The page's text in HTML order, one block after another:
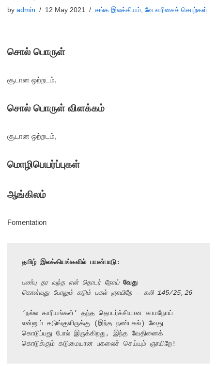
by admin 12 May 2021 சங்க இலக்கியம், வே வரிசைச் சொற்கள்
சொல் பொருள்
சூடான ஒற்றடம்,
சொல் பொருள் விளக்கம்
சூடான ஒற்றடம்,
மொழிபெயர்ப்புகள்
ஆங்கிலம்
Fomentation
தமிழ் இலக்கியங்களில் பயன்பாடு:
பண்பு தர வந்த என் தொடர் நோய் வேது
கொள்வது போலும் கடும் பகல் ஞாயிறே – கலி 145/25,26
‘நல்ல காரியங்கள்’ தந்த தொடர்ச்சியான காமநோய்
என்னும் கடுங்குளிருக்கு (இந்த நண்பகல்) வேது
கொடுப்பது போல் இருக்கிறது, இந்த வேதினைக்
கொடுக்கும் கடுமையான பகலைச் செய்யும் ஞாயிறே!